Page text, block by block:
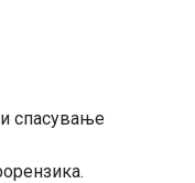
спасување